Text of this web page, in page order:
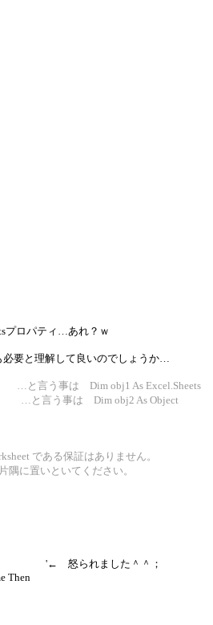
プロパティ…あれ？ｗ
要と理解して良いのでしょうか…
う事は Dim obj1 As Excel.Sheets
…と言う事は Dim obj2 As Object
である保証はありません。
隅に置いといてください。
られました＾＾；
Then